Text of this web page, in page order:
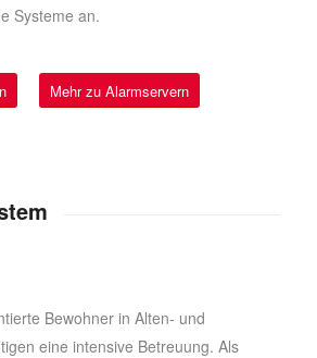
Systeme an.
Mehr zu Alarmservern
Bewohner in Alten- und
eine intensive Betreuung. Als